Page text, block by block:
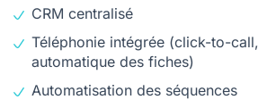
CRM centralisé
Téléphonie intégrée (click-to-
automatique des fiches)
Automatisation des séquences